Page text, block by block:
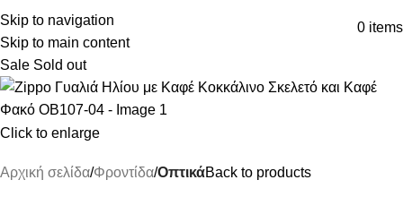
Skip to navigation
Skip to main content
ΔΩΡΕΑΝ ΜΕΤΑΦΟΡΙΚΑ ΑΝΩ ΤΩΝ 45€
0 items
Sale Sold out
Click to enlarge
Αρχική σελίδα Φροντίδα ΟπτικάBack to products